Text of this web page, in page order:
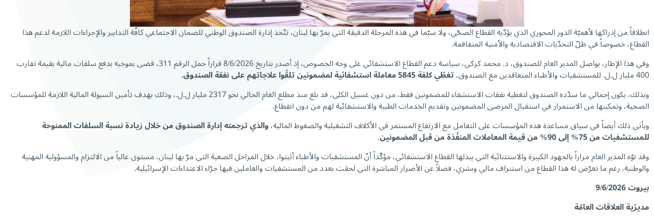
انطلاقاً من إدراكها لأهميّة الدور المحوري الذي يؤدّيه القطاع الصحّي، ولا سيّما في هذه المرحلة الدقيقة التي يمرّ بها لبنان، تتّخذ إدارة الصندوق الوطني للضمان الاجتماعي كافّة التدابير والإجراءات اللازمة لدعم هذا
القطاع، خصوصاً في ظلّ التحدّيات الاقتصادية والأمنية المتفاقمة.
وفي هذا الإطار، يواصل المدير العام للصندوق، د. محمد كركي، سياسة دعم القطاع الاستشفائي على وجه الخصوص، إذ أصدر بتاريخ 8/6/2026 قراراً حمل الرقم 311، قضى بموجبه بدفع سلفات مالية بقيمة تقارب
400 مليار ل.ل. للمستشفيات والأطباء المتعاقدين مع الصندوق، تغطّي كلفة 5845 معاملة استشفائية لمضمونين تلقّوا علاجاتهم على نفقة الصندوق
.
وبذلك، يكون إجمالي ما سدّده الصندوق لتغطية نفقات الاستشفاء للمضمونين فقط، من دون غسيل الكلى، قد بلغ منذ مطلع العام الحالي نحو 2317 مليار ل.ل.، وذلك بهدف تأمين السيولة المالية اللازمة للمؤسسات
الصحية، وتمكينها من الاستمرار في استقبال المرضى المضمونين وتقديم الخدمات الطبية والاستشفائية لهم من دون انقطاع.
ويأتي ذلك أيضاً في سياق مساعدة هذه المؤسسات على التعامل مع الارتفاع المستمر في الأكلاف التشغيلية والضغوط المالية،والذي ترجمته إدارة الصندوق من خلال زيادة نسبة السلفات الممنوحة
للمستشفيات من 75% إلى 90% من قيمة المعاملات المنفّذة من قبل المضمونين
.
وقد نوّه المدير العام مراراً بالجهود الكبيرة والاستثنائية التي يبذلها القطاع الاستشفائي، مؤكّداً أنّ المستشفيات والأطباء أثبتوا، خلال المراحل الصعبة التي مرّ بها لبنان، مستوى عالياً من الالتزام والمسؤولية المهنية
والوطنية، رغم ما تعرّض له هذا القطاع من استنزاف مالي وبشري، فضلاً عن الأضرار المباشرة التي لحقت بعدد من المستشفيات والعاملين فيها جرّاء الاعتداءات الإسرائيلية.
بيروت 9/6/2026
مديرّية العلاقات العامّة